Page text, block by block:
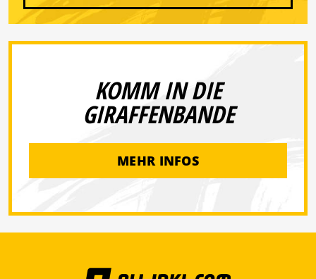
KOMM IN DIE
GIRAFFENBANDE
MEHR INFOS